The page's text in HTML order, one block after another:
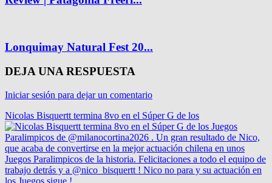
Lonquimay Natural Fest 20...
DEJA UNA RESPUESTA
Iniciar sesión para dejar un comentario
Nicolas Bisquertt termina 8vo en el Súper G de los